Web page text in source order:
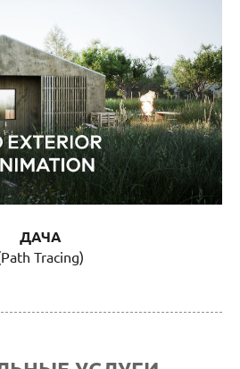
ДАЧА
Tracing)